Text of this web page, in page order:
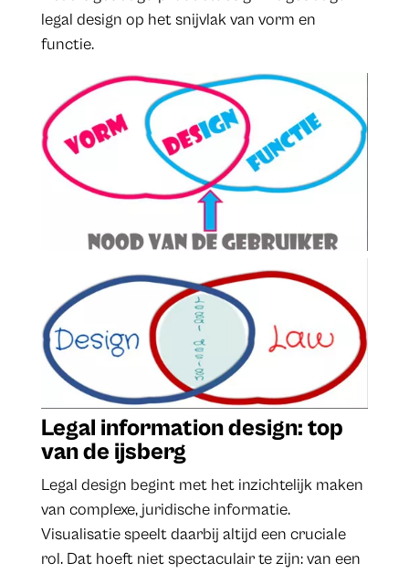
legal design op het snijvlak van vorm en
functie.
Legal information design: top
van de ijsberg
Legal design begint met het inzichtelijk maken
van complexe, juridische informatie.
Visualisatie speelt daarbij altijd een cruciale
rol. Dat hoeft niet spectaculair te zijn: van een